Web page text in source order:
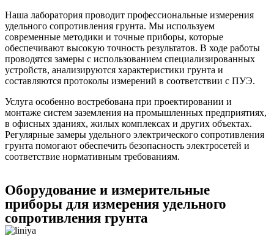
Наша лаборатория проводит профессиональные измерения
удельного сопротивления грунта. Мы используем
современные методики и точные приборы, которые
обеспечивают высокую точность результатов. В ходе работы
проводятся замеры с использованием специализированных
устройств, анализируются характеристики грунта и
составляются протоколы измерений в соответствии с ПУЭ.
Услуга особенно востребована при проектировании и
монтаже систем заземления на промышленных предприятиях,
в офисных зданиях, жилых комплексах и других объектах.
Регулярные замеры удельного электрического сопротивления
грунта помогают обеспечить безопасность электросетей и
соответствие нормативным требованиям.
Оборудование и измерительные
приборы для измерения удельного
сопротивления грунта